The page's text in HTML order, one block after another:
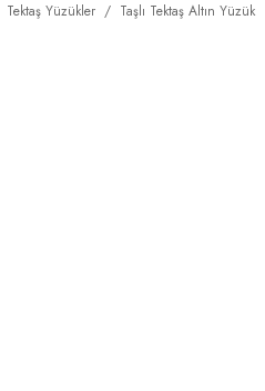
Tektaş Yüzükler Taşlı Tektaş Altın Yüzük